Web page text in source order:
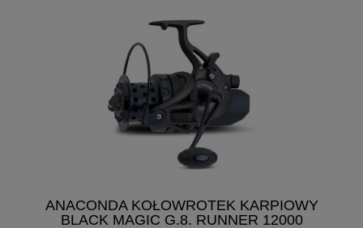
ANACONDA KOŁOWROTEK KARPIOWY
BLACK MAGIC G.8. RUNNER 12000